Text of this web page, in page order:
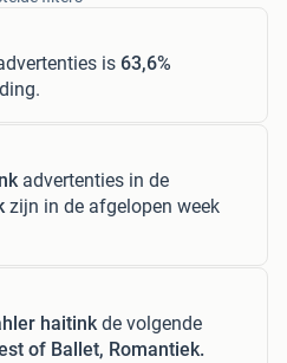
is 63,6%
advertenties in de
zijn in de afgelopen week
haitinkde volgende
of Ballet, Romantiek.